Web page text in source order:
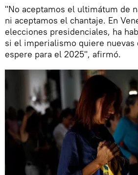
"No aceptamos el ultimátum de
ni aceptamos el chantaje. En
elecciones presidenciales, ha
si el imperialismo quiere nuevas
espere para el 2025", afirmó.